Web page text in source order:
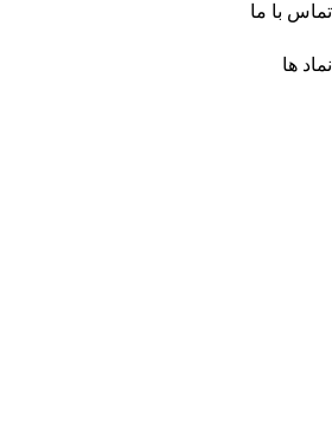
تماس با ما
نماد ها